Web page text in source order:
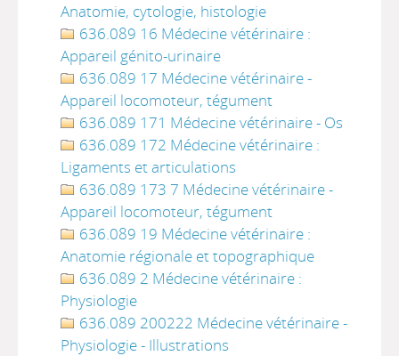
Anatomie, cytologie, histologie
636.089 16 Médecine vétérinaire :
Appareil génito-urinaire
636.089 17 Médecine vétérinaire -
Appareil locomoteur, tégument
636.089 171 Médecine vétérinaire - Os
636.089 172 Médecine vétérinaire :
Ligaments et articulations
636.089 173 7 Médecine vétérinaire -
Appareil locomoteur, tégument
636.089 19 Médecine vétérinaire :
Anatomie régionale et topographique
636.089 2 Médecine vétérinaire :
Physiologie
636.089 200222 Médecine vétérinaire -
Physiologie - Illustrations